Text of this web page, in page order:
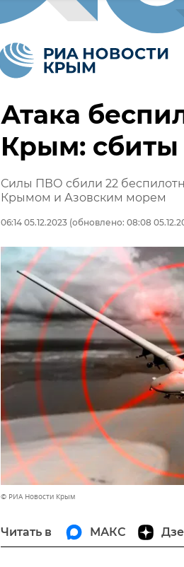
Атака
Крым: сбиты
Силы ПВО сбили 22
Крымом и Азовским морем
06:14 05.12.2023 (обновлено: 08:08
© РИА Новости Крым
Читать в МАКС